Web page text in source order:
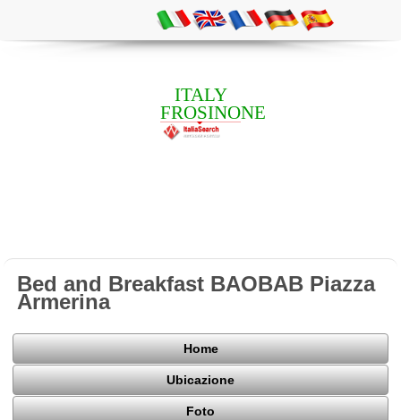
ITALY
FROSINONE
Bed and Breakfast BAOBAB Piazza
Armerina
Home
Ubicazione
Foto